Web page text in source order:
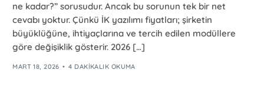
ne kadar?” sorusudur. Ancak bu sorunun tek bir net
cevabı yoktur. Çünkü İK yazılımı fiyatları; şirketin
büyüklüğüne, ihtiyaçlarına ve tercih edilen modüllere
göre değişiklik gösterir. 2026 […]
MART 18, 2026 4 DAKIKALIK OKUMA